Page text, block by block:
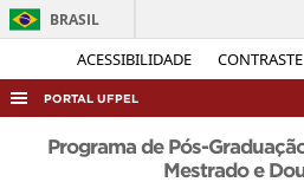
ACESSIBILIDADE CONTRASTE
BRASIL
PORTAL UFPEL
ACESSO À INFORMAÇÃO
Programa de Pós-
Mestrado e